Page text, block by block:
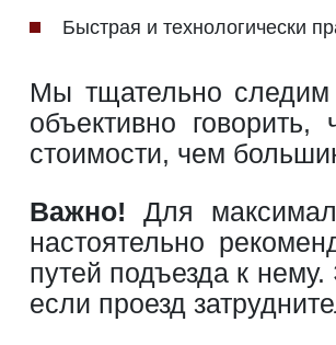
Быстрая и технологически
Мы тщательно следим
объективно
стоимости, чем
Важно! Для
настоятельно
путей подъезда к
если проезд